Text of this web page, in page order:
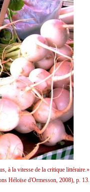
à la vitesse de la critique littéraire.»
Héloïse d'Ormesson, 2008), p. 13.